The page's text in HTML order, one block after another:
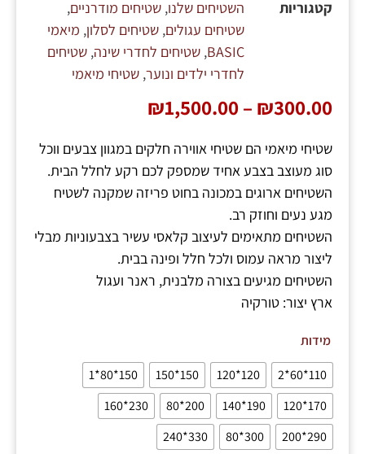
קטגוריות
השטיחים שלנו, שטיחים מודרניים,
שטיחים עגולים, שטיחים לסלון, מיאמי
BASIC
, שטיחים לחדרי שינה, שטיחים
לחדרי ילדים ונוער, שטיחי מיאמי
₪300.00
–
₪1,500.00
שטיחי מיאמי הם שטיחי אווירה חלקים במגוון צבעים ווכל
סוג מעוצב בצבע אחיד שמספק לכם רקע לחלל הבית.
השטיחים ארוגים במכונה בחוט פריזה שמקנה לשטיח
מגע נעים וחוזק רב.
השטיחים מתאימים לעיצוב קלאסי עשיר בצבעוניות מבלי
ליצור מראה עמוס ולכל חלל ופינה בבית.
השטיחים מגיעים בצורה מלבנית, ראנר ועגול
ארץ יצור: טורקיה
מידות
110*60*2
120*120
150*150
150*80*1
170*120
190*140
200*80
230*160
290*200
300*80
330*240